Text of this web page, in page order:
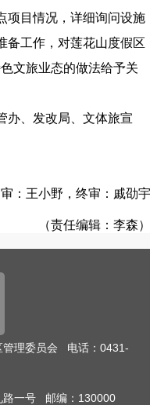
目情况，详细询问设施
备工作，对莲花山度假区
文旅业态的做法给予关
、发改局、文体旅宣
：王小野，终审：戚劭
（责任编辑：李森
管理委员会 电话：0431-
路一号 邮编：130000